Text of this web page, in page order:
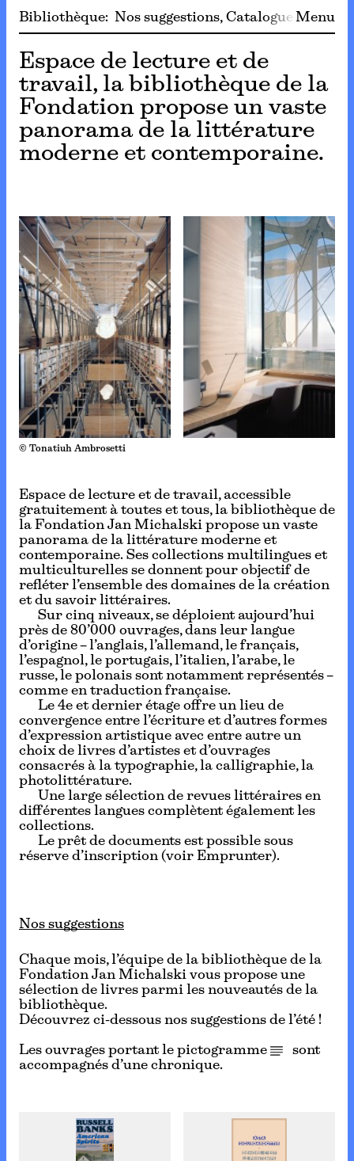
Bibliothèque: Nos suggestions Catalogue Menu
Espace de lecture et de
travail, la bibliothèque de la
Fondation propose un vaste
panorama de la littérature
moderne et contemporaine.
© Tonatiuh Ambrosetti
Espace de lecture et de travail, accessible
gratuitement à toutes et tous, la bibliothèque de
la Fondation Jan Michalski propose un vaste
panorama de la littérature moderne et
contemporaine. Ses collections multilingues et
multiculturelles se donnent pour objectif de
refléter l’ensemble des domaines de la création
et du savoir littéraires.
Sur cinq niveaux, se déploient aujourd’hui
près de 80’000 ouvrages, dans leur langue
d’origine – l’anglais, l’allemand, le français,
l’espagnol, le portugais, l’italien, l’arabe, le
russe, le polonais sont notamment représentés –
comme en traduction française.
Le 4e et dernier étage offre un lieu de
convergence entre l’écriture et d’autres formes
d’expression artistique avec entre autre un
choix de livres d’artistes et d’ouvrages
consacrés à la typographie, la calligraphie, la
photolittérature.
Une large sélection de revues littéraires en
différentes langues complètent également les
collections.
Le prêt de documents est possible sous
réserve d’inscription (voir Emprunter).
Nos suggestions
Chaque mois, l’équipe de la bibliothèque de la
Fondation Jan Michalski vous propose une
sélection de livres parmi les nouveautés de la
bibliothèque.
Découvrez ci-dessous nos suggestions de l’été !
Les ouvrages portant le pictogramme
sont
accompagnés d’une chronique.